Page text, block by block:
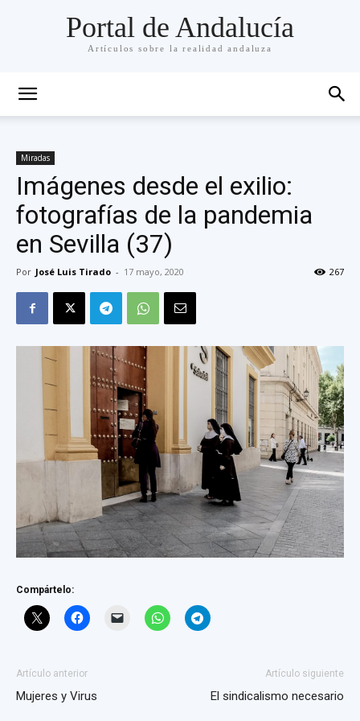
Portal de Andalucía
Artículos sobre la realidad andaluza
Miradas
Imágenes desde el exilio:
fotografías de la pandemia
en Sevilla (37)
Por José Luis Tirado - 17 mayo, 2020 267
Compártelo:
Artículo anterior
Mujeres y Virus
Artículo siguiente
El sindicalismo necesario